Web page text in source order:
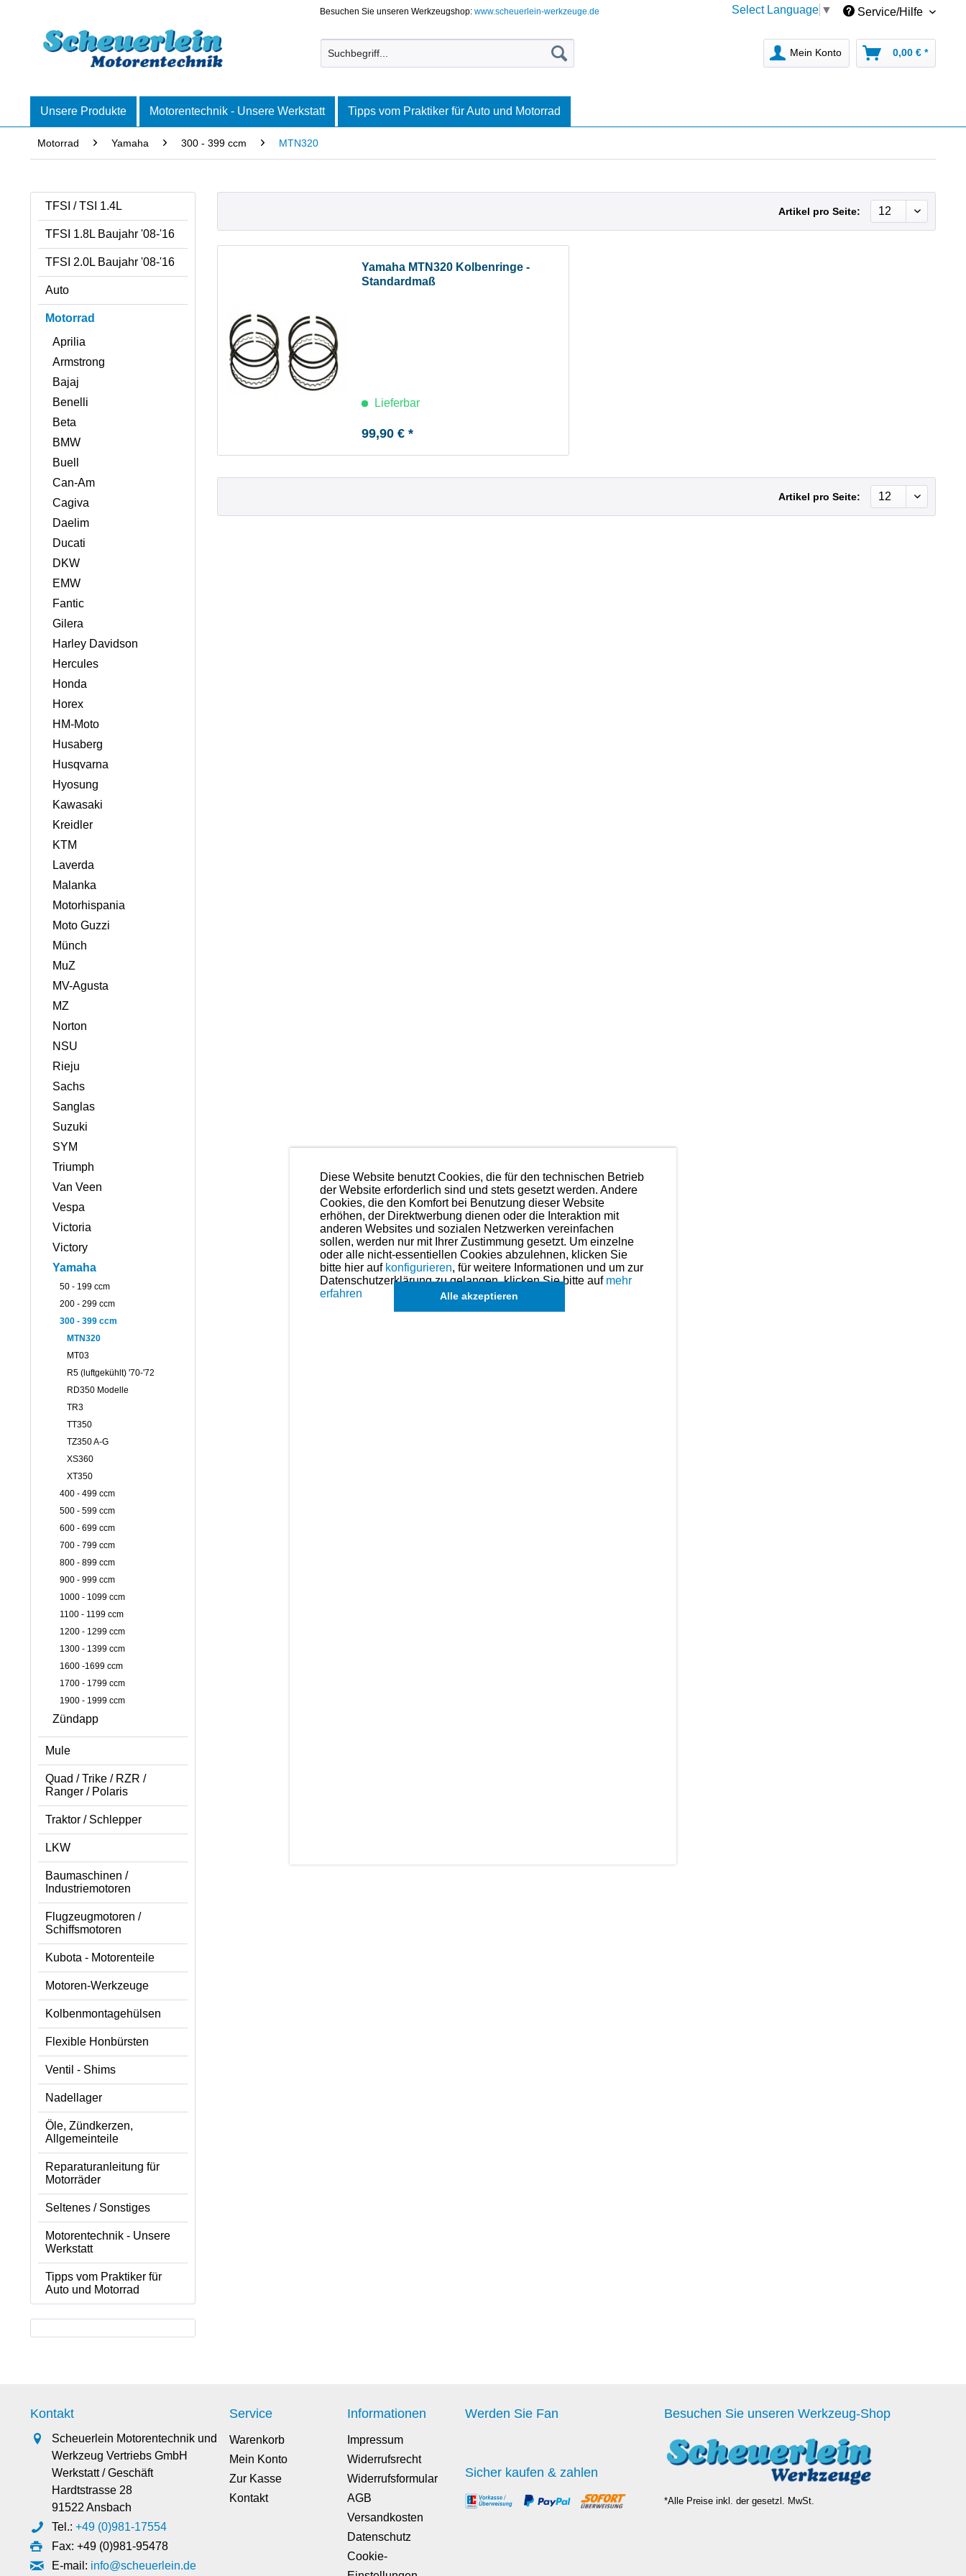
Besuchen Sie unseren Werkzeugshop:www.scheuerlein-werkzeuge.de Select Language ▼ Service/Hilfe
Mein Konto 0,00 € *
Unsere Produkte Motorentechnik - Unsere Werkstatt Tipps vom Praktiker für Auto und Motorrad
Motorrad Yamaha 300 - 399 ccm MTN320
TFSI / TSI 1.4L
TFSI 1.8L Baujahr '08-'16
TFSI 2.0L Baujahr '08-'16
Auto
Motorrad
Aprilia
Armstrong
Bajaj
Benelli
Beta
BMW
Buell
Can-Am
Cagiva
Daelim
Ducati
DKW
EMW
Fantic
Gilera
Harley Davidson
Hercules
Honda
Horex
HM-Moto
Husaberg
Husqvarna
Hyosung
Kawasaki
Kreidler
KTM
Laverda
Malanka
Motorhispania
Moto Guzzi
Münch
MuZ
MV-Agusta
MZ
Norton
NSU
Rieju
Sachs
Sanglas
Suzuki
SYM
Triumph
Van Veen
Vespa
Victoria
Victory
Yamaha
50 - 199 ccm
200 - 299 ccm
300 - 399 ccm
MTN320
MT03
R5 (luftgekühlt) '70-'72
RD350 Modelle
TR3
TT350
TZ350 A-G
XS360
XT350
400 - 499 ccm
500 - 599 ccm
600 - 699 ccm
700 - 799 ccm
800 - 899 ccm
900 - 999 ccm
1000 - 1099 ccm
1100 - 1199 ccm
1200 - 1299 ccm
1300 - 1399 ccm
1600 -1699 ccm
1700 - 1799 ccm
1900 - 1999 ccm
Zündapp
Mule
Quad / Trike / RZR /
Ranger / Polaris
Traktor / Schlepper
LKW
Baumaschinen /
Industriemotoren
Flugzeugmotoren /
Schiffsmotoren
Kubota - Motorenteile
Motoren-Werkzeuge
Kolbenmontagehülsen
Flexible Honbürsten
Ventil - Shims
Nadellager
Öle, Zündkerzen,
Allgemeinteile
Reparaturanleitung für
Motorräder
Seltenes / Sonstiges
Motorentechnik - Unsere
Werkstatt
Tipps vom Praktiker für
Auto und Motorrad
Artikel pro Seite:
Yamaha MTN320 Kolbenringe -
Standardmaß
Lieferbar
99,90 € *
Artikel pro Seite:
Kontakt
Scheuerlein Motorentechnik und
Werkzeug Vertriebs GmbH
Werkstatt / Geschäft
Hardtstrasse 28
91522 Ansbach
Tel.: +49 (0)981-17554
Fax: +49 (0)981-95478
E-mail: info@scheuerlein.de
Service
Warenkorb
Mein Konto
Zur Kasse
Kontakt
Informationen
Impressum
Widerrufsrecht
Widerrufsformular
AGB
Versandkosten
Datenschutz
Cookie-
Werden Sie Fan
Sicher kaufen & zahlen
Besuchen Sie unseren Werkzeug-Shop
*Alle Preise inkl. der gesetzl. MwSt.
Diese Website benutzt Cookies, die für den technischen Betrieb
der Website erforderlich sind und stets gesetzt werden. Andere
Cookies, die den Komfort bei Benutzung dieser Website
erhöhen, der Direktwerbung dienen oder die Interaktion mit
anderen Websites und sozialen Netzwerken vereinfachen
sollen, werden nur mit Ihrer Zustimmung gesetzt. Um einzelne
oder alle nicht-essentiellen Cookies abzulehnen, klicken Sie
bitte hier auf konfigurieren, für weitere Informationen und um zur
Datenschutzerklärung zu gelangen, klicken Sie bitte auf mehr
erfahren
Alle akzeptieren